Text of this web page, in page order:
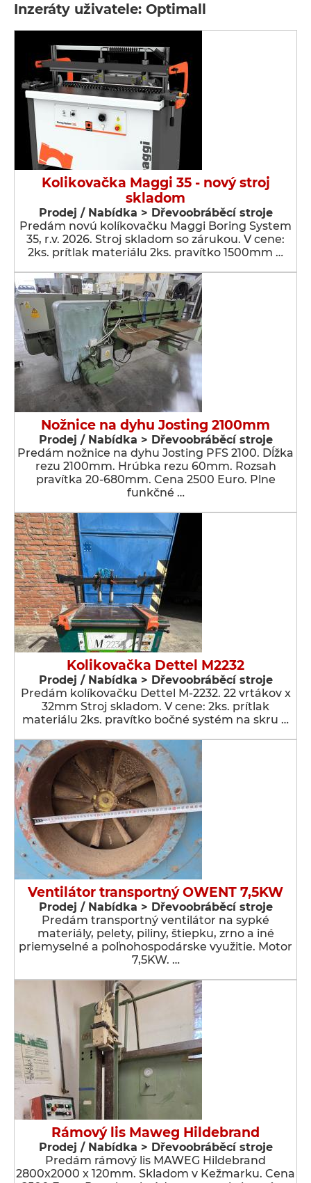
Inzeráty uživatele: Optimall
Kolikovačka Maggi 35 - nový stroj
skladom
Prodej / Nabídka > Dřevoobráběcí stroje
Predám novú kolíkovačku Maggi Boring System
35, r.v. 2026. Stroj skladom so zárukou. V cene:
2ks. prítlak materiálu 2ks. pravítko 1500mm …
Nožnice na dyhu Josting 2100mm
Prodej / Nabídka > Dřevoobráběcí stroje
Predám nožnice na dyhu Josting PFS 2100. Dĺžka
rezu 2100mm. Hrúbka rezu 60mm. Rozsah
pravítka 20-680mm. Cena 2500 Euro. Plne
funkčné …
Kolikovačka Dettel M2232
Prodej / Nabídka > Dřevoobráběcí stroje
Predám kolíkovačku Dettel M-2232. 22 vrtákov x
32mm Stroj skladom. V cene: 2ks. prítlak
materiálu 2ks. pravítko bočné systém na skru …
Ventilátor transportný OWENT 7,5KW
Prodej / Nabídka > Dřevoobráběcí stroje
Predám transportný ventilátor na sypké
materiály, pelety, piliny, štiepku, zrno a iné
priemyselné a poľnohospodárske využitie. Motor
7,5KW. …
Rámový lis Maweg Hildebrand
Prodej / Nabídka > Dřevoobráběcí stroje
Predám rámový lis MAWEG Hildebrand
2800x2000 x 120mm. Skladom v Kežmarku. Cena